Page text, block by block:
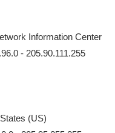
Information Center
- 205.90.111.255
(US)